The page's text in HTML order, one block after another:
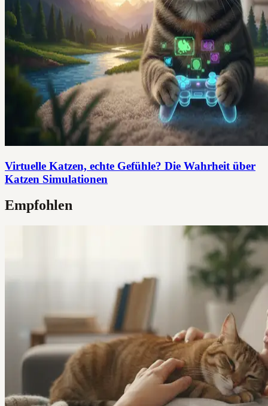
Virtuelle Katzen, echte Gefühle? Die Wahrheit über
Katzen Simulationen
Empfohlen